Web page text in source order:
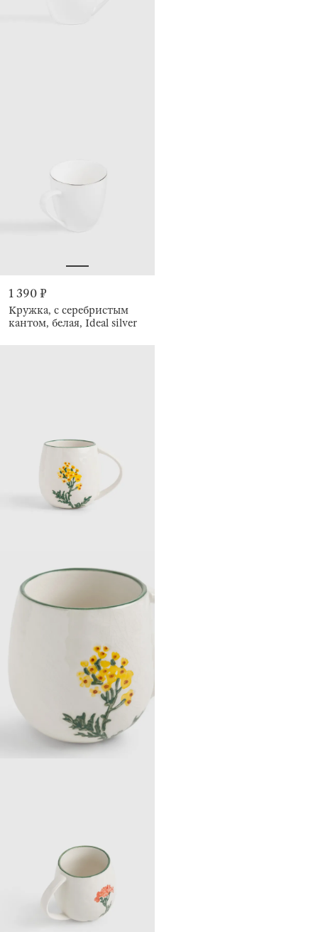
1 390 ₽
Кружка, с серебристым
кантом, белая, Ideal silver